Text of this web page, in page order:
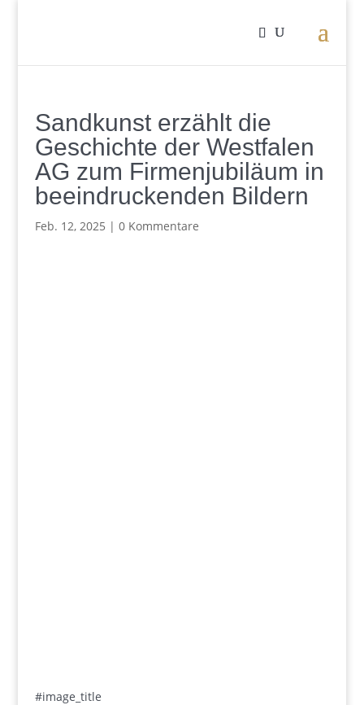
Sandkunst erzählt die
Geschichte der Westfalen
AG zum Firmenjubiläum in
beeindruckenden Bildern
Feb. 12, 2025 | 0 Kommentare
#image_title